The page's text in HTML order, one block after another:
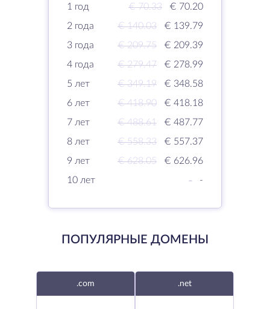
1 год € 70.33
€ 70.20
2 года
€ 140.03
€ 139.79
3 года
€ 209.75
€ 209.39
4 года
€ 279.47
€ 278.99
5 лет
€ 349.19
€ 348.58
6 лет
€ 418.90
€ 418.18
7 лет
€ 488.61
€ 487.77
8 лет
€ 558.33
€ 557.37
9 лет
€ 628.05
€ 626.96
10 лет
- -
ПОПУЛЯРНЫЕ ДОМЕНЫ
.com .net